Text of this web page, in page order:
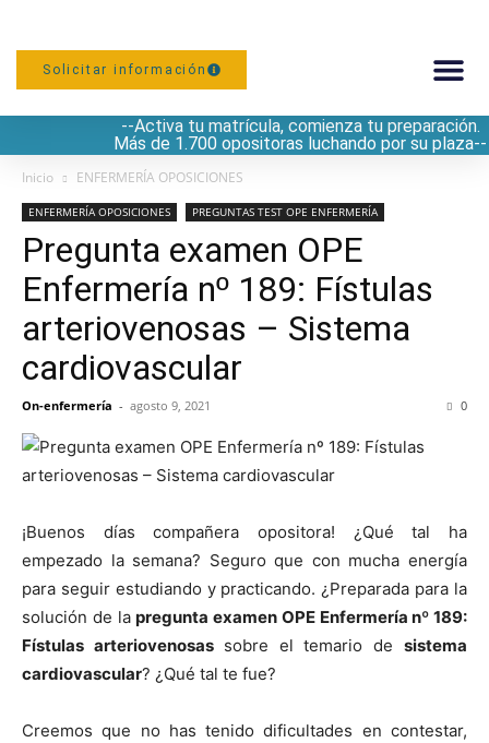
Solicitar información
--Activa tu matrícula, comienza tu preparación.
Más de 1.700 opositoras luchando por su plaza--
Inicio ENFERMERÍA OPOSICIONES
ENFERMERÍA OPOSICIONES PREGUNTAS TEST OPE ENFERMERÍA
Pregunta examen OPE
Enfermería nº 189: Fístulas
arteriovenosas – Sistema
cardiovascular
On-enfermería - agosto 9, 2021 0
¡Buenos días compañera opositora! ¿Qué tal ha
empezado la semana? Seguro que con mucha energía
para seguir estudiando y practicando. ¿Preparada para la
solución de lapregunta examen OPE Enfermería nº 189:
Fístulas arteriovenosas sobre el temario desistema
cardiovascular? ¿Qué tal te fue?
Creemos que no has tenido dificultades en contestar,